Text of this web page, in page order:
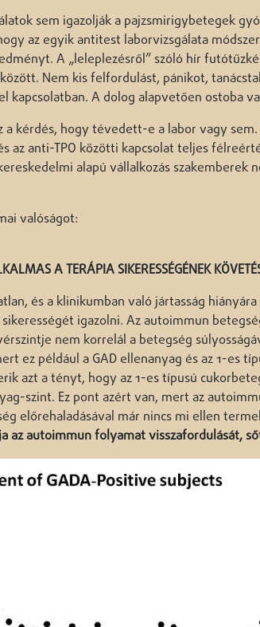
sem igazolják a pajzsmirigybetegek
az egyik antitest laborvizsgálata
A „leleplezésről” szóló hír
Nem kis felfordulást, pánikot,
kapcsolatban. A dolog alapvetően ostoba
a kérdés, hogy tévedett-e a labor vagy
az anti-TPO közötti kapcsolat teljes
alapú vállalkozás
valóságot:
A TERÁPIA SIKERESSÉGÉNEK
és a klinikumban való jártasság
igazolni. Az autoimmun
nem korrelál a betegség
ez például a GAD ellenanyag és az 1-es
azt a tényt, hogy az 1-es típusú
szint. Ez pont azért van, mert az
előrehaladásával már nincs mi ellen
az autoimmun folyamat visszafordulását,